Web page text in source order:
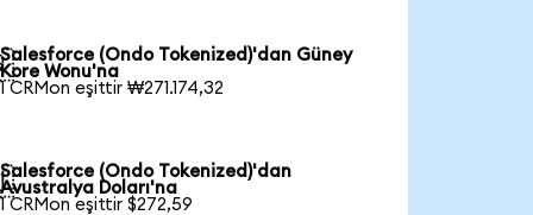
Salesforce (Ondo Tokenized)'dan Güney
Kore Wonu'na
1 CRMon eşittir ₩271.174,32
Salesforce (Ondo Tokenized)'dan
Avustralya Doları'na
1 CRMon eşittir $272,59